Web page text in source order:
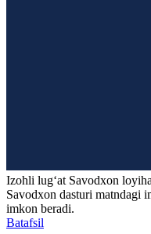
Izohli lugʻat Savodxon
Savodxon dasturi matndagi
imkon beradi.
Batafsil